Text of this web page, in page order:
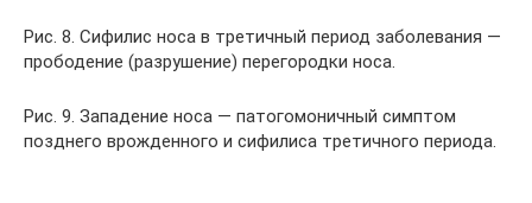
Рис. 8. Сифилис носа в третичный период заболевания —
прободение (разрушение) перегородки носа.
Рис. 9. Западение носа — патогомоничный симптом
позднего врожденного и сифилиса третичного периода.